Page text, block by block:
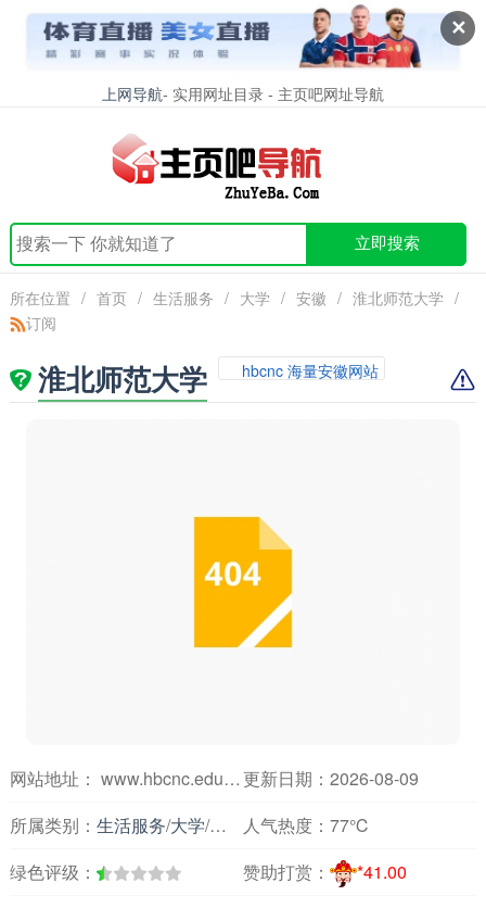
✕
上网导航- 实用网址目录 - 主页吧网址导航
立即搜索
所在位置 / 首页 / 生活服务 / 大学 / 安徽 / 淮北师范大学 /
订阅
淮北师范大学 hbcnc 海量安徽网站
网站地址： www.hbcnc.edu.cn更新日期：2026-08-09
所属类别： 生活服务/大学/安徽 人气热度： 77℃
绿色评级：
赞助打赏： *41.00